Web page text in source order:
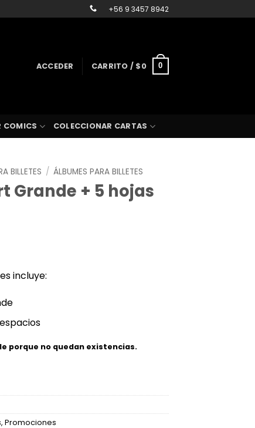
+56 9 3457 8942
ACCEDER CARRITO / $0 0
COMICS COLECCIONAR CARTAS
BILLETES / ÁLBUMES PARA BILLETES
Grande + 5 hojas
incluye:
porque no quedan existencias.
, Promociones